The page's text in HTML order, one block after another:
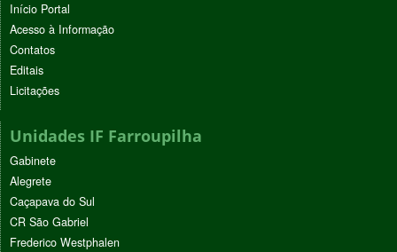
Início Portal
Acesso à Informação
Contatos
Editais
Licitações
Unidades IF Farroupilha
Gabinete
Alegrete
Caçapava do Sul
CR São Gabriel
Frederico Westphalen